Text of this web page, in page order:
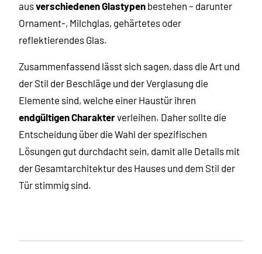
ausverschiedenen Glastypen bestehen – darunter
Ornament-, Milchglas, gehärtetes oder
reflektierendes Glas.
Zusammenfassend lässt sich sagen, dass die Art und
der Stil der Beschläge und der Verglasung die
Elemente sind, welche einer Haustür ihren
endgültigen Charakterverleihen. Daher sollte die
Entscheidung über die Wahl der spezifischen
Lösungen gut durchdacht sein, damit alle Details mit
der Gesamtarchitektur des Hauses und dem Stil der
Tür stimmig sind.